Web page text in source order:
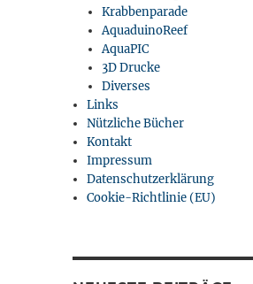
Krabbenparade
AquaduinoReef
AquaPIC
3D Drucke
Diverses
Links
Nützliche Bücher
Kontakt
Impressum
Datenschutzerklärung
Cookie-Richtlinie (EU)